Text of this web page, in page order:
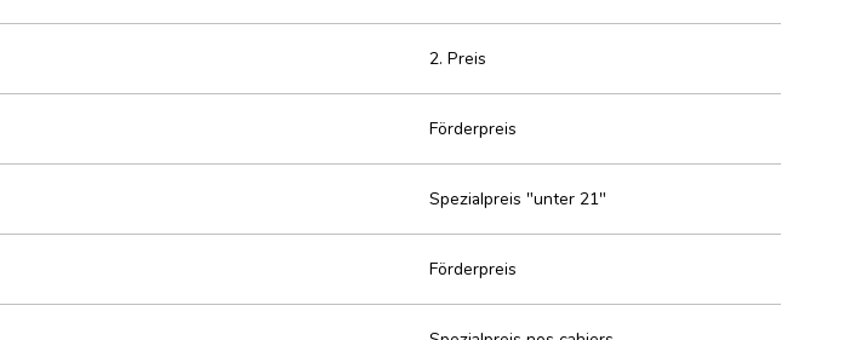
2. Preis
Förderpreis
Spezialpreis "unter 21"
Förderpreis